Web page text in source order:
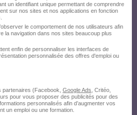
Hellowork et
candidature !
un identifiant unique permettant de comprendre
sur nos sites et nos applications en fonction
le comportement de nos utilisateurs afin
la navigation dans nos sites beaucoup plus
enfin de personnaliser les interfaces de
personnalisée des offres d'emploi ou
partenaires (Facebook, Google Ads , Critéo,
pour vous proposer des publicités pour des
personnalisés afin d’augmenter vos
un emploi ou une formation.